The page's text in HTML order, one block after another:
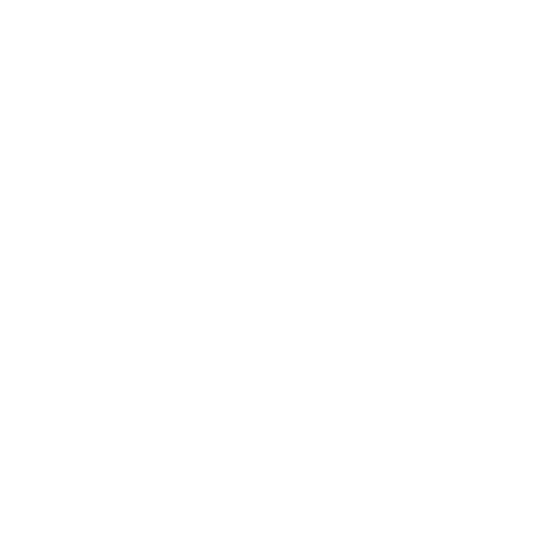
и
на
вашей